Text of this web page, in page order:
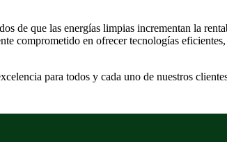
de que las energías limpias incrementan la
comprometido en ofrecer tecnologías
para todos y cada uno de nuestros